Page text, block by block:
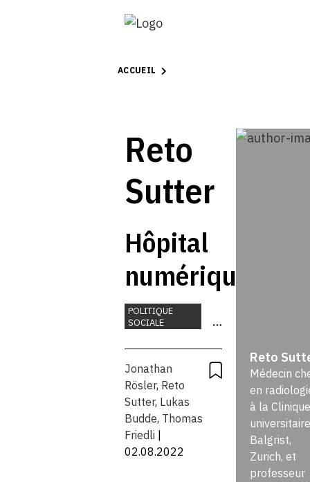
ACCUEIL
Reto
Sutter
Hôpital
numérique:
entre
opportunités
et défis
POLITIQUE
SOCIALE
TECHNOLOGIE
Jonathan
Rösler, Reto
Sutter, Lukas
Budde, Thomas
Friedli
02.08.2022
Reto
Médecin
en
à la Clinique
universitaire
Balgrist,
Zurich, et
professeur